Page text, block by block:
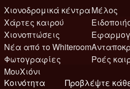
Χιονοδρομικά κέντρα
Χάρτες καιρού
Χιονοπτώσεις
Νέα από το Whiteroom
Φωτογραφίες
ΜουΧιόνι
Μέλος
Ροές
Κοινότητα
Προβλέψτε